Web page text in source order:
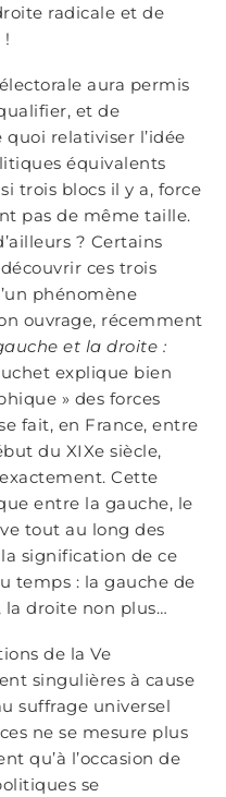
radicale et de
!
aura permis
et de
quoi relativiser l’idée
équivalents
trois blocs il y a, force
pas de même taille.
? Certains
ces trois
phénomène
ouvrage, récemment
et la droite :
explique bien
» des forces
fait, en France, entre
du XIXe siècle,
Cette
entre la gauche, le
tout au long des
signification de ce
temps : la gauche de
la droite non plus…
de la Ve
singulières à cause
suffrage universel
ne se mesure plus
qu’à l’occasion de
se